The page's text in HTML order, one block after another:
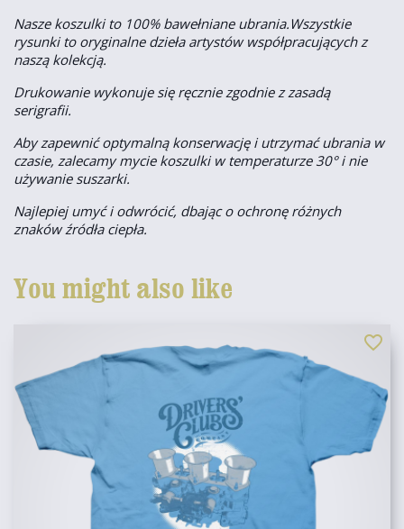
Nasze koszulki to 100% bawełniane ubrania.Wszystkie
rysunki to oryginalne dzieła artystów współpracujących z
naszą kolekcją.
Drukowanie wykonuje się ręcznie zgodnie z zasadą
serigrafii.
Aby zapewnić optymalną konserwację i utrzymać ubrania w
czasie, zalecamy mycie koszulki w temperaturze 30° i nie
używanie suszarki.
Najlepiej umyć i odwrócić, dbając o ochronę różnych
znaków źródła ciepła.
You might also like
favorite_border